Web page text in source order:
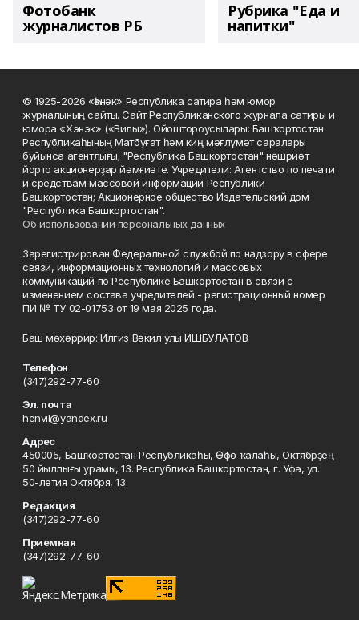
Фотобанк
журналистов РБ
Рубрика "Еда и
напитки"
© 1925-2026 «Һәнәк» Республика сатира һәм юмор
журналының сайты. Сайт Республиканского журнала сатиры и
юмора «Хэнэк» («Вилы»). Ойоштороусылары: Башҡортостан
Республикаһының Матбуғат һәм киң мәғлүмәт саралары
буйынса агентлығы; "Республика Башкортостан" нәшриәт
йорто акционерҙар йәмғиәте. Учредители: Агентство по печати
и средствам массовой информации Республики
Башкортостан; Акционерное общество Издательский дом
"Республика Башкортостан".
Об использовании персональных данных
Зарегистрирован Федеральной службой по надзору в сфере
связи, информационных технологий и массовых
коммуникаций по Республике Башкортостан в связи с
изменением состава учредителей - регистрационный номер
ПИ № ТУ 02-01753 от 19 мая 2025 года.
Баш мөхәррир: Илгиз Вәкил улы ИШБУЛАТОВ
Телефон
(347)292-77-60
Эл. почта
henvil@yandex.ru
Адрес
450005, Башҡортостан Республикаһы, Өфө ҡалаһы, Октябрҙең
50 йыллығы урамы, 13. Республика Башкортостан, г. Уфа, ул.
50-летия Октября, 13.
Редакция
(347)292-77-60
Приемная
(347)292-77-60